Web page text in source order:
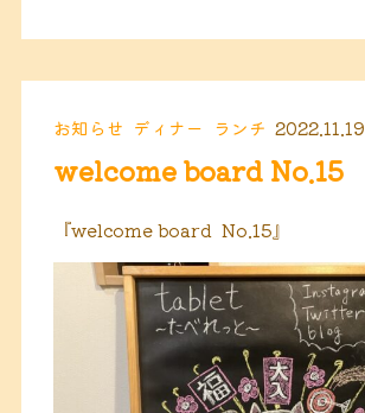
お知らせ ディナー ランチ 2022.11.19
welcome board No.15
『welcome board No.15』